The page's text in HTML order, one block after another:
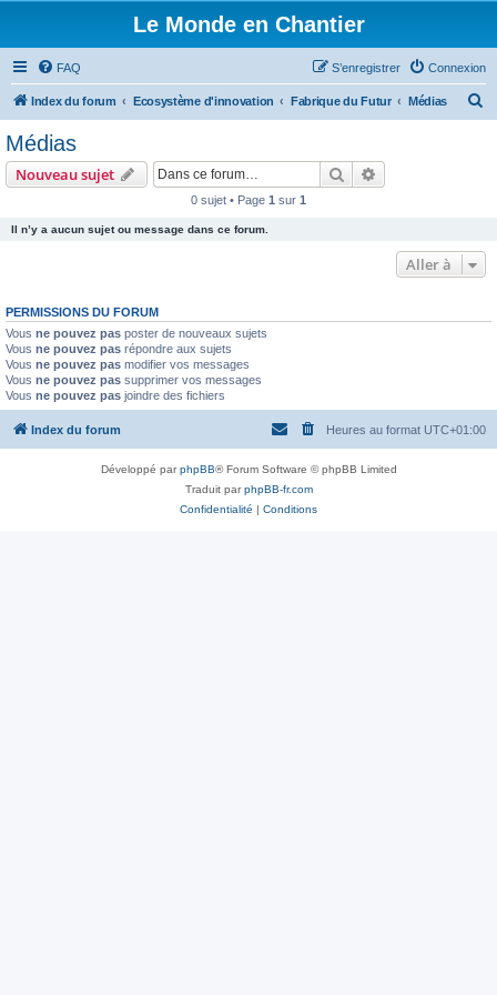
Le Monde en Chantier
FAQ Connexion
S’enregistrer
Index du forum Ecosystème d'innovation Fabrique du Futur Médias
Médias
Nouveau sujet Rechercher
0 sujet • Page 1 sur 1
Il n’y a aucun sujet ou message dans ce forum.
Aller à
PERMISSIONS DU FORUM
Vous ne pouvez pas poster de nouveaux sujets
Vous ne pouvez pas répondre aux sujets
Vous ne pouvez pas modifier vos messages
Vous ne pouvez pas supprimer vos messages
Vous ne pouvez pas joindre des fichiers
Index du forum Heures au format UTC+01:00
Développé parphpBB® Forum Software © phpBB Limited
Traduit parphpBB-fr.com
Confidentialité | Conditions